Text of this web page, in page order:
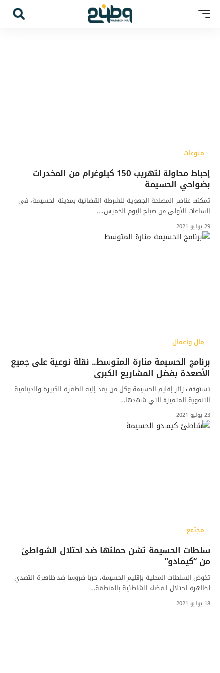
منوعات
إحباط محاولة لتهريب 150 كيلوغرام من المخدرات
بضواحي الحسيمة
تمكنت عناصر المصلحة الجهوية للشرطة القضائية بمدينة الحسيمة، في
الساعات الأولى من صباح اليوم الخميس،…
29 يوليو 2021
مال وأعمال
برنامج الحسيمة منارة المتوسط.. نقلة نوعية على جميع
الأصعدة بفضل المشاريع الكبرى
تستوقف زائر إقليم الحسيمة وكل من يفد إليه الطفرة الكبيرة والدينامية
التنموية المتميزة التي شهدها…
23 يوليو 2021
مجتمع
سلطات الحسيمة تشن حملتها ضد احتلال الشواطئ
من “كيمادو”
تخوض السلطات المحلية بإقليم الحسيمة، حربا ضروسا ضد ظاهرة التصدي
لظاهرة احتلال الفضاء الشاطئية بالمنطقة…
18 يوليو 2021